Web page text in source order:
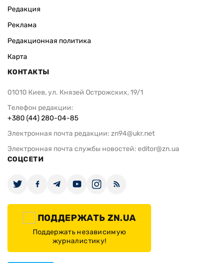
Редакция
Реклама
Редакционная политика
Карта
КОНТАКТЫ
01010 Киев, ул. Князей Острожских, 19/1
Телефон редакции:
+380 (44) 280-04-85
Электронная почта редакции: zn94@ukr.net
Электронная почта службы новостей: editor@zn.ua
СОЦСЕТИ
ПОДДЕРЖАТЬ ZN.UA
Поддержать независимую
журналистику!